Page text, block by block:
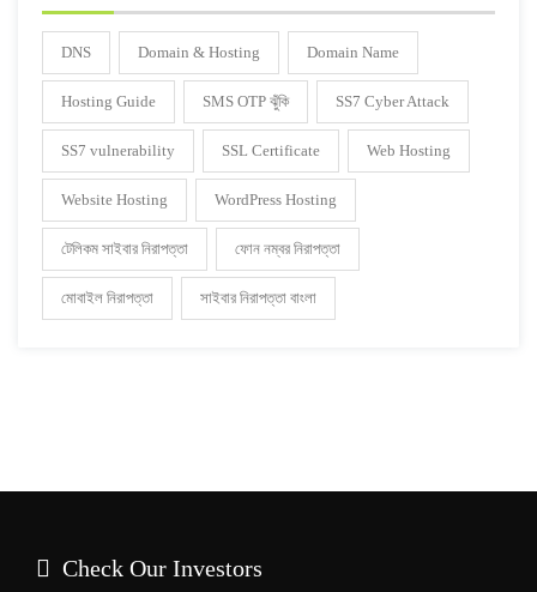
DNS Domain & Hosting Domain Name
Hosting Guide SMS OTP ঝুঁকি SS7 Cyber Attack
SS7 vulnerability SSL Certificate Web Hosting
Website Hosting WordPress Hosting
টেলিকম সাইবার নিরাপত্তা ফোন নম্বর নিরাপত্তা
মোবাইল নিরাপত্তা সাইবার নিরাপত্তা বাংলা
Check Our Investors